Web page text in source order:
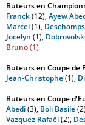
Buteurs en
Franck(12), Ayew
Marcel(1),
Jocelyn (1),
Bruno(1)
Buteurs en Coupe de
Jean-Christophe(1),
Buteurs en Coupe
Abedi(3), Boli Basile
Vazquez Rafaël(2),